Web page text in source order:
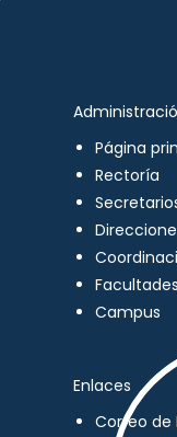
Página
Rectoría
Facultades
Campus
Enlaces
Correo de